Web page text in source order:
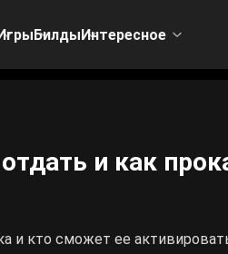
БилдыИнтересное
и как
и кто сможет ее